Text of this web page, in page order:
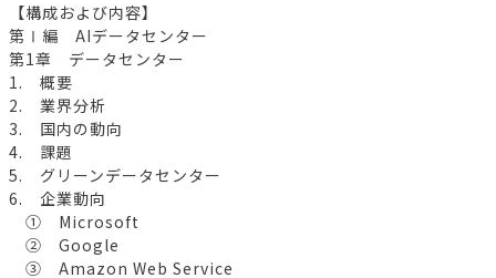
【構成および内容】
第Ⅰ編 AIデータセンター
第1章 データセンター
1. 概要
2. 業界分析
3. 国内の動向
4. 課題
5. グリーンデータセンター
6. 企業動向
① Microsoft
② Google
③ Amazon Web Service